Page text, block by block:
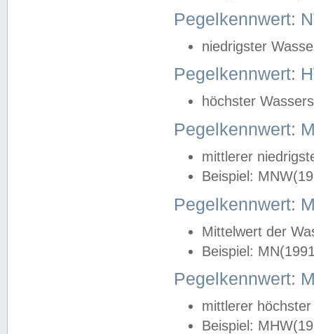
Pegelkennwert:
niedrigster
Pegelkennwert:
höchster
Pegelkennwert:
mittlerer
Beispiel:
Pegelkennwert:
Mittelwert der
Beispiel:
Pegelkennwert:
mittlerer
Beispiel: